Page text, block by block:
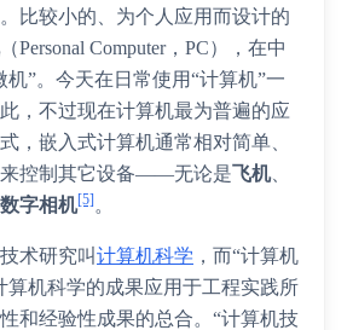
比较小的、为个人应用而设计的
（Personal Computer，PC），在中
机”。今天在日常使用“计算机”一
，不过现在计算机最为普遍的应
，嵌入式计算机通常相对简单、
控制其它设备——无论是飞机、
数字相机[5]。
术研究叫计算机科学 ，而“计算机
算机科学的成果应用于工程实践所
和经验性成果的总合。“计算机技